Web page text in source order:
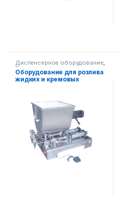
Диспенсерное оборудование,
Пищевое оборудование
Упаковочное оборудование
Оборудование для розлива
жидких и кремовых